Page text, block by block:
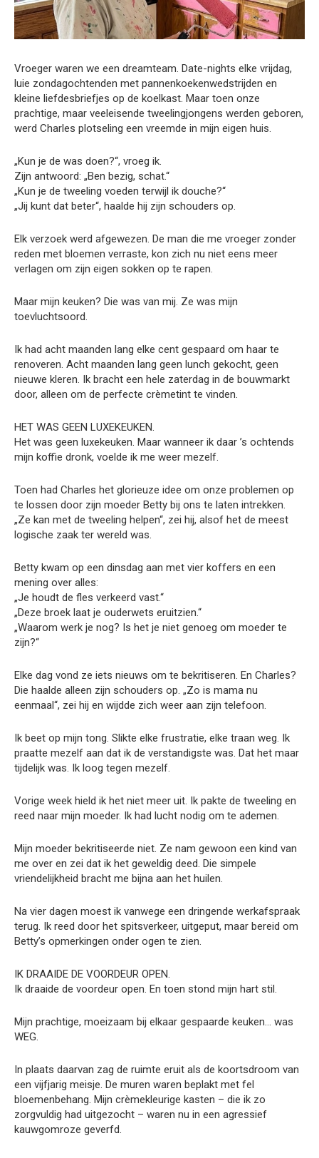
Vroeger waren we een dreamteam. Date-nights elke vrijdag,
luie zondagochtenden met pannenkoekenwedstrijden en
kleine liefdesbriefjes op de koelkast. Maar toen onze
prachtige, maar veeleisende tweelingjongens werden geboren,
werd Charles plotseling een vreemde in mijn eigen huis.
„Kun je de was doen?“, vroeg ik.
Zijn antwoord: „Ben bezig, schat.“
„Kun je de tweeling voeden terwijl ik douche?“
„Jij kunt dat beter“, haalde hij zijn schouders op.
Elk verzoek werd afgewezen. De man die me vroeger zonder
reden met bloemen verraste, kon zich nu niet eens meer
verlagen om zijn eigen sokken op te rapen.
Maar mijn keuken? Die was van mij. Ze was mijn
toevluchtsoord.
Ik had acht maanden lang elke cent gespaard om haar te
renoveren. Acht maanden lang geen lunch gekocht, geen
nieuwe kleren. Ik bracht een hele zaterdag in de bouwmarkt
door, alleen om de perfecte crèmetint te vinden.
HET WAS GEEN LUXEKEUKEN.
Het was geen luxekeuken. Maar wanneer ik daar ’s ochtends
mijn koffie dronk, voelde ik me weer mezelf.
Toen had Charles het glorieuze idee om onze problemen op
te lossen door zijn moeder Betty bij ons te laten intrekken.
„Ze kan met de tweeling helpen“, zei hij, alsof het de meest
logische zaak ter wereld was.
Betty kwam op een dinsdag aan met vier koffers en een
mening over alles:
„Je houdt de fles verkeerd vast.“
„Deze broek laat je ouderwets eruitzien.“
„Waarom werk je nog? Is het je niet genoeg om moeder te
zijn?“
Elke dag vond ze iets nieuws om te bekritiseren. En Charles?
Die haalde alleen zijn schouders op. „Zo is mama nu
eenmaal“, zei hij en wijdde zich weer aan zijn telefoon.
Ik beet op mijn tong. Slikte elke frustratie, elke traan weg. Ik
praatte mezelf aan dat ik de verstandigste was. Dat het maar
tijdelijk was. Ik loog tegen mezelf.
Vorige week hield ik het niet meer uit. Ik pakte de tweeling en
reed naar mijn moeder. Ik had lucht nodig om te ademen.
Mijn moeder bekritiseerde niet. Ze nam gewoon een kind van
me over en zei dat ik het geweldig deed. Die simpele
vriendelijkheid bracht me bijna aan het huilen.
Na vier dagen moest ik vanwege een dringende werkafspraak
terug. Ik reed door het spitsverkeer, uitgeput, maar bereid om
Betty’s opmerkingen onder ogen te zien.
IK DRAAIDE DE VOORDEUR OPEN.
Ik draaide de voordeur open. En toen stond mijn hart stil.
Mijn prachtige, moeizaam bij elkaar gespaarde keuken… was
WEG.
In plaats daarvan zag de ruimte eruit als de koortsdroom van
een vijfjarig meisje. De muren waren beplakt met fel
bloemenbehang. Mijn crèmekleurige kasten – die ik zo
zorgvuldig had uitgezocht – waren nu in een agressief
kauwgomroze geverfd.